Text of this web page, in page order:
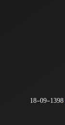
1398-09-18